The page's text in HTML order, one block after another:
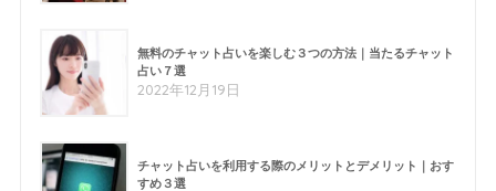
無料のチャット占いを楽しむ３つの方法｜当たるチャット
占い７選
2022年12月19日
チャット占いを利用する際のメリットとデメリット｜おす
すめ３選